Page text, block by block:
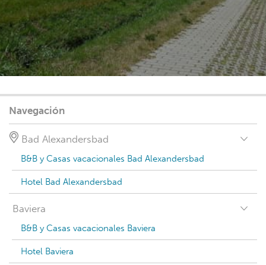
Navegación
Bad Alexandersbad
B&B y Casas vacacionales Bad Alexandersbad
Hotel Bad Alexandersbad
Baviera
B&B y Casas vacacionales Baviera
Hotel Baviera